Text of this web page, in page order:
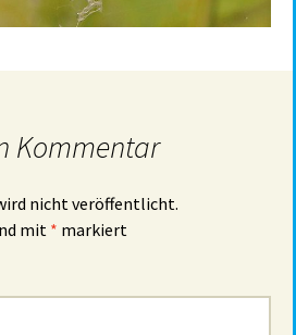
Kommentar
nicht veröffentlicht.
mit * markiert